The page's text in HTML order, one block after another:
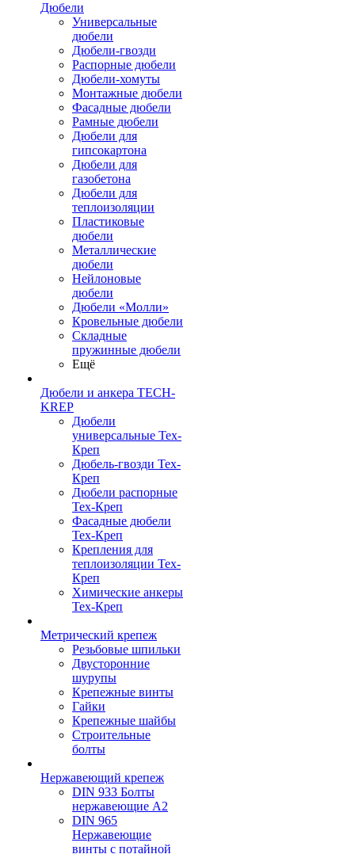
Дюбели
Универсальные
дюбели
Дюбели-гвозди
Распорные дюбели
Дюбели-хомуты
Монтажные дюбели
Фасадные дюбели
Рамные дюбели
Дюбели для
гипсокартона
Дюбели для
газобетона
Дюбели для
теплоизоляции
Пластиковые
дюбели
Металлические
дюбели
Нейлоновые
дюбели
Дюбели «Молли»
Кровельные дюбели
Складные
пружинные дюбели
Ещё
Дюбели и анкера TECH-
KREP
Дюбели
универсальные Тех-
Креп
Дюбель-гвозди Тех-
Креп
Дюбели распорные
Тех-Креп
Фасадные дюбели
Тех-Креп
Крепления для
теплоизоляции Тех-
Креп
Химические анкеры
Тех-Креп
Метрический крепеж
Резьбовые шпильки
Двусторонние
шурупы
Крепежные винты
Гайки
Крепежные шайбы
Строительные
болты
Нержавеющий крепеж
DIN 933 Болты
нержавеющие А2
DIN 965
Нержавеющие
винты с потайной